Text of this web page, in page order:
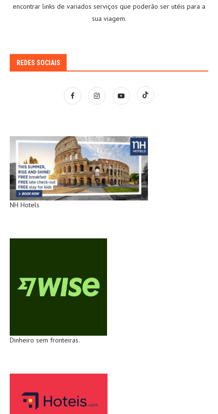
encontrar links de variados serviços que poderão ser utéis para a
sua viagem.
REDES SOCIAIS
NH Hotels
Dinheiro sem fronteiras.